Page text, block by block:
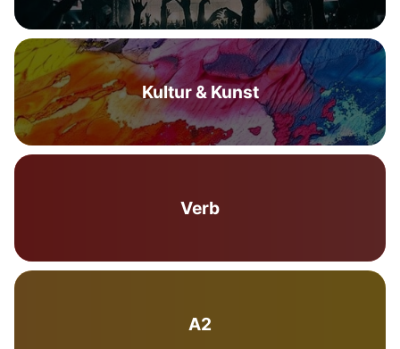
Kultur & Kunst
Verb
A2